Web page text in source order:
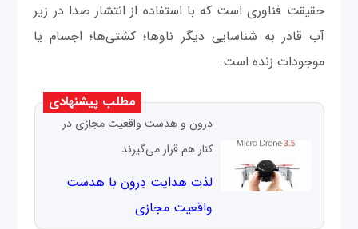
حقیقت فناوری است که با استفاده از انتشار صدا در زیر
آب قادر به شناسایی دیگر ناوها؛ کشتی‌ها؛ اجسام یا
موجودات زنده است.
مطلب پیشنهادی
دِرون و هدست واقعیت مجازی در
کنار هم قرار می‌گیرند
لذت هدایت دِرون با هدست
واقعیت مجازی